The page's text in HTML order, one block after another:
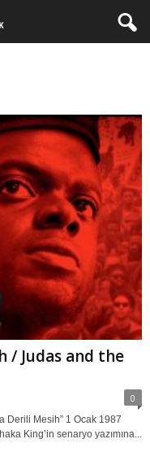
/ Judas and the
0
Derili Mesih” 1 Ocak 1987
King’in senaryo yazımına...